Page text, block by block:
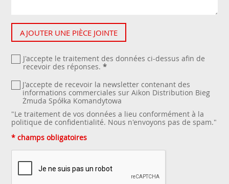
AJOUTER UNE PIÈCE JOINTE
J'accepte le traitement des données ci-dessus afin de
recevoir des réponses. *
J'accepte de recevoir la newsletter contenant des
informations commerciales sur Aikon Distribution Bieg
Żmuda Spółka Komandytowa
"Le traitement de vos données a lieu conformément à la
politique de confidentialité. Nous n'envoyons pas de spam."
* champs obligatoires